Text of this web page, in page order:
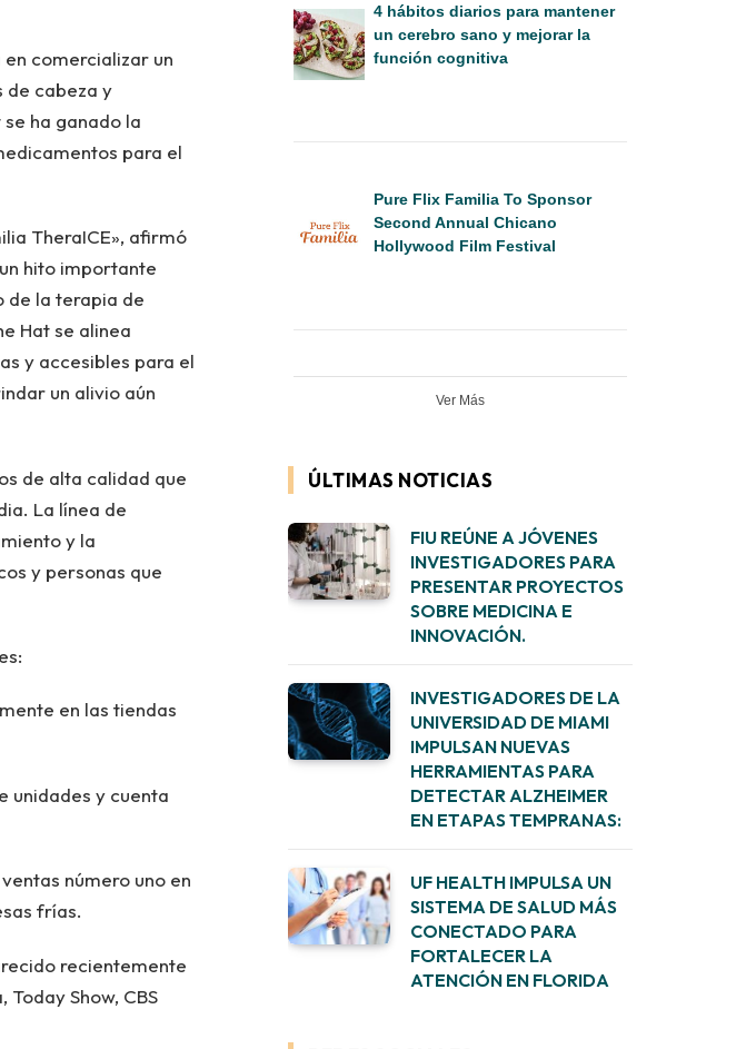
comercializar un
cabeza y
ha ganado la
para el
TheraICE», afirmó
hito importante
de la terapia de
Hat se alinea
y accesibles para el
un alivio aún
de alta calidad que
La línea de
y la
y personas que
en las tiendas
unidades y cuenta
número uno en
frías.
recientemente
Show, CBS
4 hábitos diarios para mantener
un cerebro sano y mejorar la
función cognitiva
Pure Flix Familia To Sponsor
Second Annual Chicano
Hollywood Film Festival
Ver Más
ÚLTIMAS NOTICIAS
FIU REÚNE A JÓVENES
INVESTIGADORES PARA
PRESENTAR PROYECTOS
SOBRE MEDICINA E
INNOVACIÓN.
INVESTIGADORES DE LA
UNIVERSIDAD DE MIAMI
IMPULSAN NUEVAS
HERRAMIENTAS PARA
DETECTAR ALZHEIMER
EN ETAPAS TEMPRANAS:
UF HEALTH IMPULSA UN
SISTEMA DE SALUD MÁS
CONECTADO PARA
FORTALECER LA
ATENCIÓN EN FLORIDA